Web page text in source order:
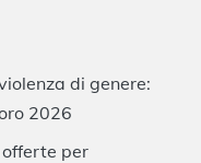
di genere:
2026
per